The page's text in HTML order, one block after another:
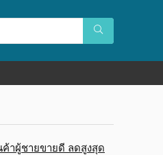
าผู้ชายขายดี ลดสูงสุด